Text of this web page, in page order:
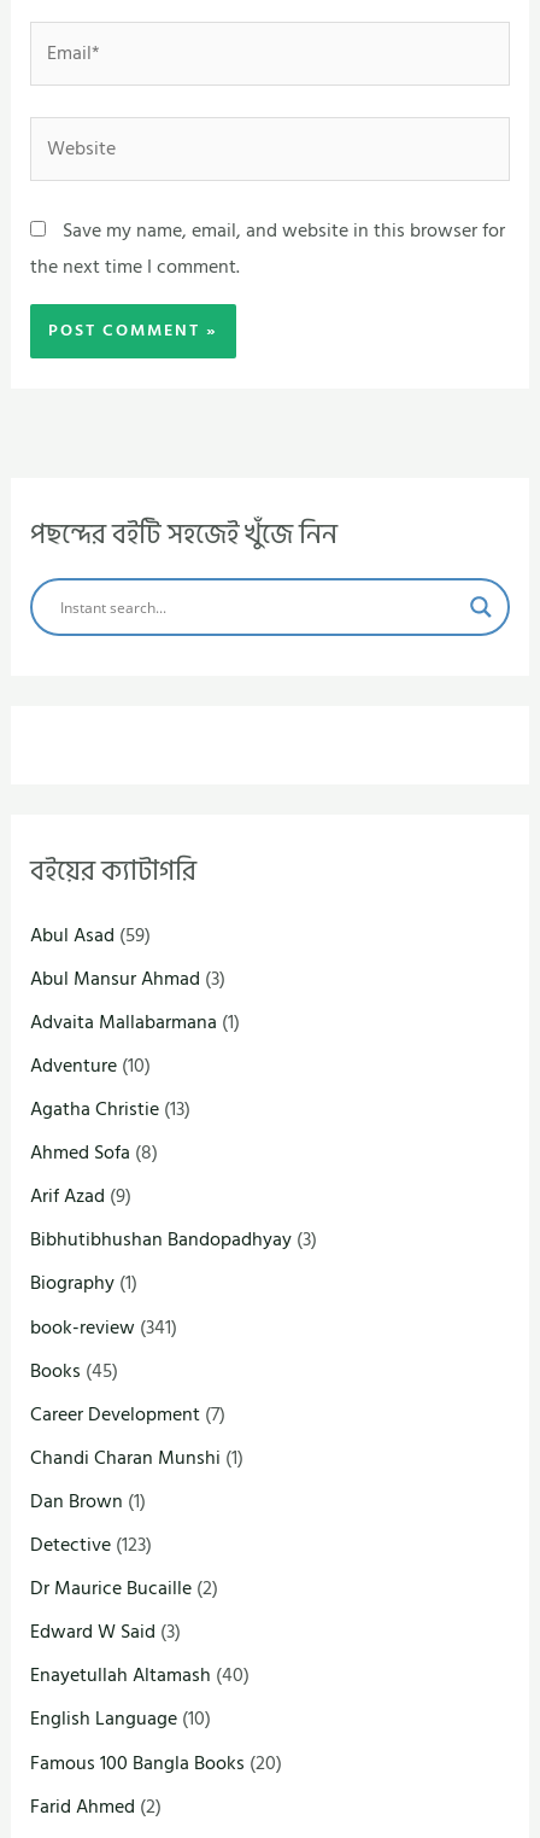
Email*
Website
Save my name, email, and website in this browser for
the next time I comment.
পছন্দের বইটি সহজেই খুঁজে নিন
বইয়ের ক্যাটাগরি
Abul Asad (59)
Abul Mansur Ahmad (3)
Advaita Mallabarmana (1)
Adventure(10)
Agatha Christie(13)
Ahmed Sofa (8)
Arif Azad (9)
Bibhutibhushan Bandopadhyay(3)
Biography(1)
book-review(341)
Books (45)
Career Development(7)
Chandi Charan Munshi (1)
Dan Brown (1)
Detective(123)
Dr Maurice Bucaille(2)
Edward W Said (3)
Enayetullah Altamash (40)
English Language(10)
Famous 100 Bangla Books (20)
Farid Ahmed (2)